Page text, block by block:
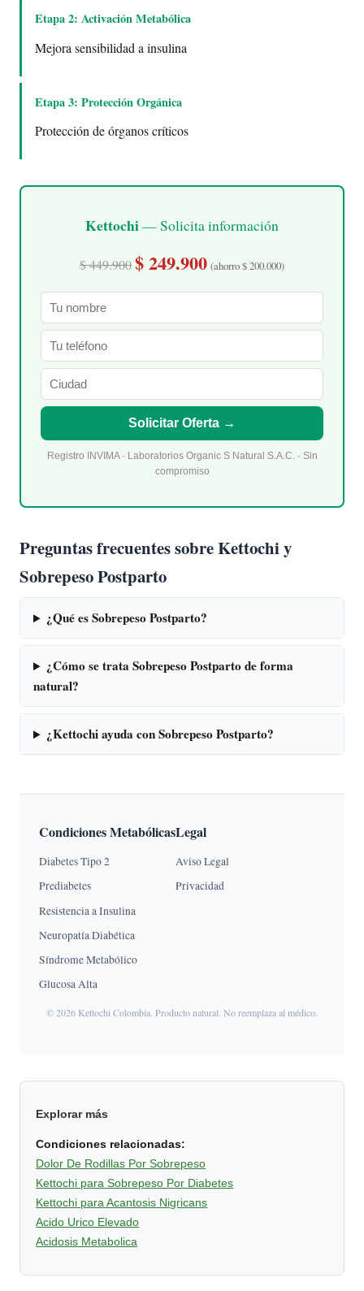
Etapa 2: Activación Metabólica
Mejora sensibilidad a insulina
Etapa 3: Protección Orgánica
Protección de órganos críticos
Kettochi— Solicita información
$ 449.900$ 249.900 (ahorro $ 200.000)
Solicitar Oferta →
Registro INVIMA · Laboratorios Organic S Natural S.A.C. · Sin
compromiso
Preguntas frecuentes sobre Kettochi y
Sobrepeso Postparto
¿Qué es Sobrepeso Postparto?
¿Cómo se trata Sobrepeso Postparto de forma
natural?
¿Kettochi ayuda con Sobrepeso Postparto?
Condiciones Metabólicas
Diabetes Tipo 2
Prediabetes
Resistencia a Insulina
Neuropatía Diabética
Síndrome Metabólico
Glucosa Alta
Legal
Aviso Legal
Privacidad
© 2026 Kettochi Colombia. Producto natural. No reemplaza al médico.
Explorar más
Condiciones relacionadas:
Dolor De Rodillas Por Sobrepeso
Kettochi para Sobrepeso Por Diabetes
Kettochi para Acantosis Nigricans
Acido Urico Elevado
Acidosis Metabolica